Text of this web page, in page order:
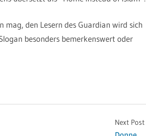
den Lesern des Guardian wird sich
besonders bemerkenswert oder
Next Post